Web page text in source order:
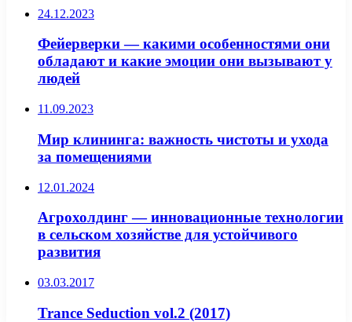
24.12.2023
Фейерверки — какими особенностями они
обладают и какие эмоции они вызывают у
людей
11.09.2023
Мир клининга: важность чистоты и ухода
за помещениями
12.01.2024
Агрохолдинг — инновационные технологии
в сельском хозяйстве для устойчивого
развития
03.03.2017
Trance Seduction vol.2 (2017)